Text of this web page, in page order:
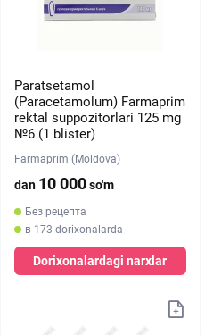
Paratsetamol
(Paracetamolum) Farmaprim
rektal suppozitorlari 125 mg
№6 (1 blister)
Farmaprim (Moldova)
dan 10 000so'm
Без рецепта
в 173 dorixonalarda
Dorixonalardagi narxlar